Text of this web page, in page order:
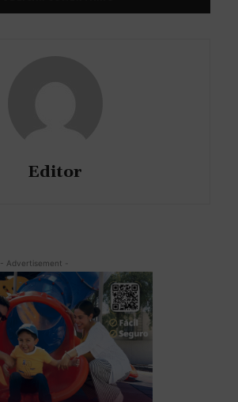
Editor
- Advertisement -